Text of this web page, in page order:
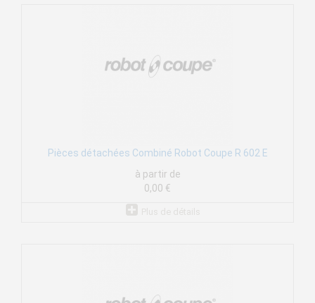
Pièces détachées Combiné Robot Coupe R 602 E
à partir de
0,00 €